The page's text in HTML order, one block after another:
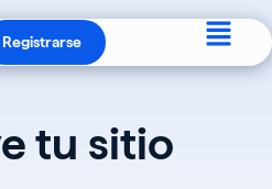
Registrarse Abrir Registrarse
tu sitio